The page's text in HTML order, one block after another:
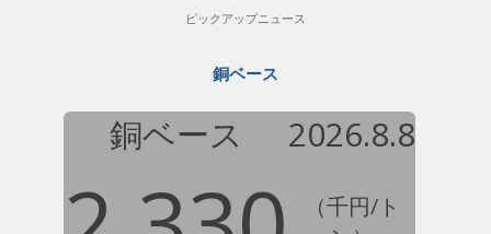
ピックアップニュース
銅ベース
銅ベース 2026.8.8
（千円/ト